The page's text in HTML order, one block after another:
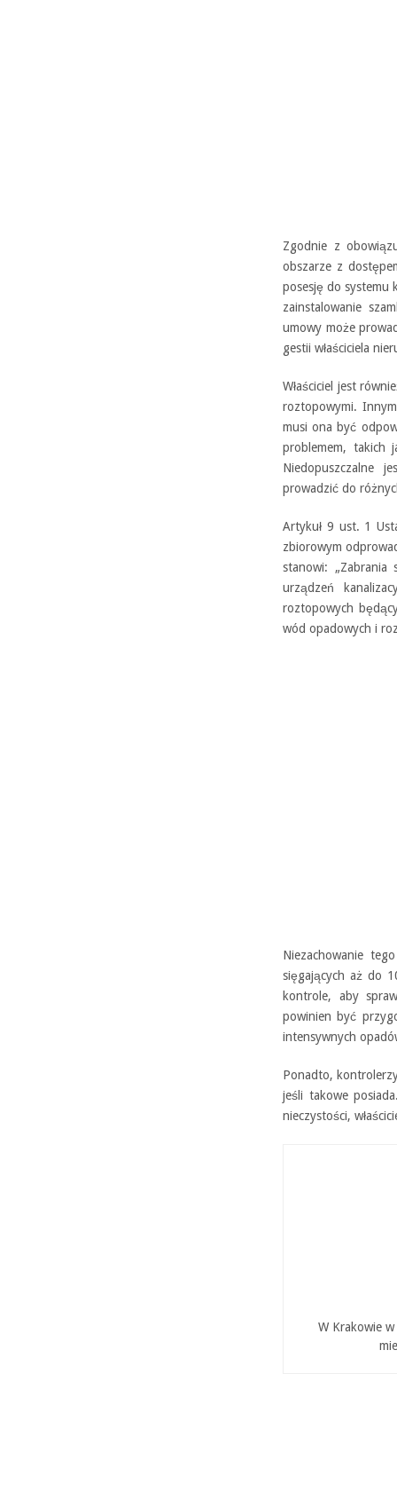
Zgodnie z
obszarze z
posesję do systemu
zainstalowanie
umowy może
gestii właściciela
Właściciel jest
roztopowymi.
musi ona być
problemem, takich
Niedopuszczalne
prowadzić do
Artykuł 9 ust. 1
zbiorowym
stanowi: „Zabrania
urządzeń
roztopowych
wód opadowych i
Niezachowanie
sięgających aż do
kontrole, aby
powinien być
intensywnych
Ponadto,
jeśli takowe
nieczystości,
W Krakowie